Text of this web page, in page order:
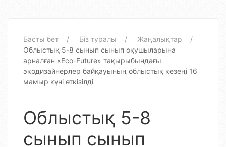
Басты бет Біз туралы
Жаңалықтар
Облыстық 5-8 сынып сынып оқушыларына
арналған «Eco-Future» тақырыбындағы
экодизайнерлер байқауының облыстық кезеңі 16
мамыр күні өткізілді
Облыстық 5-8
сынып сынып